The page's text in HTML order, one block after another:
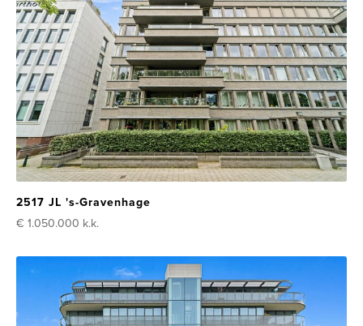
2517 JL 's-Gravenhage
€ 1.050.000 k.k.